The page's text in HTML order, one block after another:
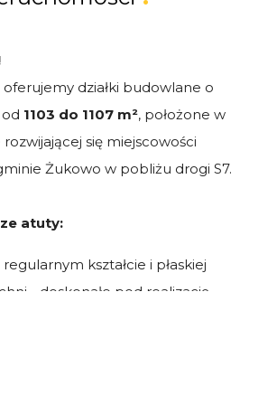
działki budowlane o
1103 do 1107 m², położone w
się miejscowości
Żukowo w pobliżu drogi S7.
atuty:
regularnym kształcie i płaskiej
- doskonałe pod realizację
architektonicznych,